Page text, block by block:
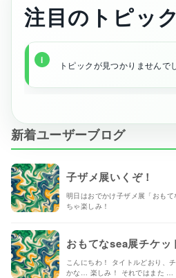
注目のトピック
トピックが見つかりませんで
新着ユーザーブログ
子ザメ展いくぞ！
明日はおでかけ子ザメ展「おも
ちゃ楽しみ！
おもてなsea展チケッ
こんにちわ！ タイトルどおり、
かな… 楽しみ！ それではまた …